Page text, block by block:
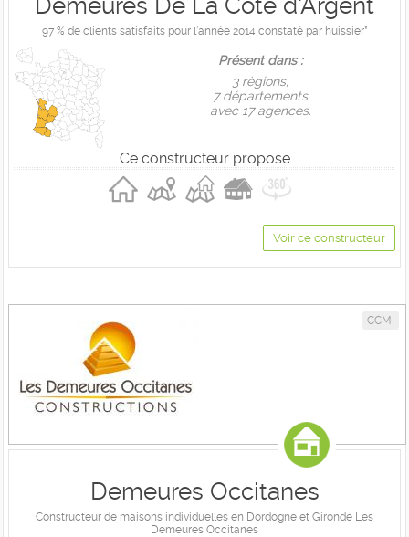
Demeures De La Cote d'Argent
97 % de clients satisfaits pour l’année 2014 constaté par huissier*
Présent dans :
3 règions,
7 départements
avec 17 agences.
Ce constructeur propose
Voir ce constructeur
CCMI
Demeures Occitanes
Constructeur de maisons individuelles en Dordogne et Gironde Les
Demeures Occitanes